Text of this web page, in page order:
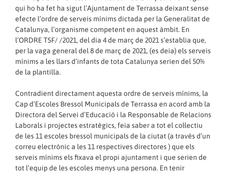
qui ho ha fet ha sigut l’Ajuntament de Terrassa deixant sense
efecte l’ordre de serveis mínims dictada per la Generalitat de
Catalunya, l’organisme competent en aquest àmbit. En
l’ORDRE TSF/ /2021, del dia 4 de març de 2021 s’establia que,
per la vaga general del 8 de març de 2021, (es deia) els serveis
mínims a les llars d’infants de tota Catalunya serien del 50%
de la plantilla.
Contradient directament aquesta ordre de serveis mínims, la
Cap d’Escoles Bressol Municipals de Terrassa en acord amb la
Directora del Servei d’Educació i la Responsable de Relacions
Laborals i projectes estratègics, feia saber a tot el col·lectiu
de les 11 escoles bressol municipals de la ciutat (a través d’un
correu electrònic a les 11 respectives directores ) que els
serveis mínims els fixava el propi ajuntament i que serien de
tot l’equip de les escoles menys una persona. En tenir